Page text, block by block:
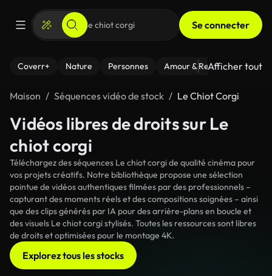
Se connecter
Coverr+ Nature Personnes Amour & Relations Le
Afficher tout
Maison Séquences vidéo de stock Le Chiot Corgi
Vidéos libres de droits sur Le
chiot corgi
Téléchargez des séquences Le chiot corgi de qualité cinéma pour
vos projets créatifs. Notre bibliothèque propose une sélection
pointue de vidéos authentiques filmées par des professionnels –
capturant des moments réels et des compositions soignées – ainsi
que des clips générés par IA pour des arrière-plans en boucle et
des visuels Le chiot corgi stylisés. Toutes les ressources sont libres
de droits et optimisées pour le montage 4K.
Explorez tous les stocks